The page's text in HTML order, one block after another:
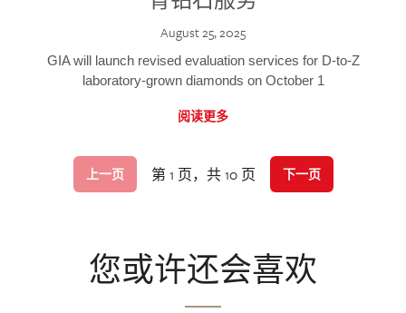
August 25, 2025
GIA will launch revised evaluation services for D-to-Z
laboratory-grown diamonds on October 1
阅读更多
上一页 第 1 页，共 10 页 下一页
您或许还会喜欢